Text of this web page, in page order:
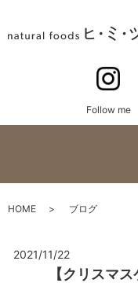
Follow me
HOME ブログ
2021/11/22
【クリスマ